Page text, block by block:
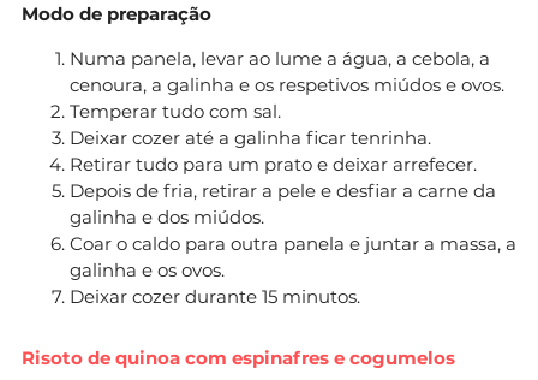
Modo de preparação
Numa panela, levar ao lume a água, a cebola, a
cenoura, a galinha e os respetivos miúdos e ovos.
Temperar tudo com sal.
Deixar cozer até a galinha ficar tenrinha.
Retirar tudo para um prato e deixar arrefecer.
Depois de fria, retirar a pele e desfiar a carne da
galinha e dos miúdos.
Coar o caldo para outra panela e juntar a massa, a
galinha e os ovos.
Deixar cozer durante 15 minutos.
Risoto de quinoa com espinafres e cogumelos